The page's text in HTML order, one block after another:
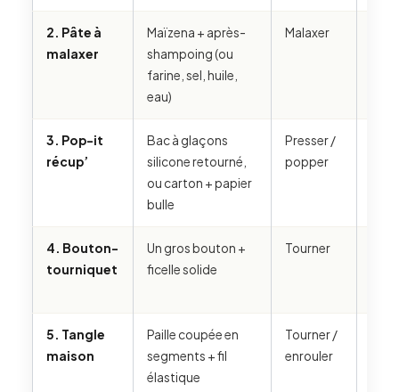
2. Pâte à
malaxer
Maïzena + après-
shampoing (ou
farine, sel, huile,
eau)
Malaxer
3. Pop-it
récup’
Bac à glaçons
silicone retourné,
ou carton + papier
bulle
Presser /
popper
4. Bouton-
tourniquet
Un gros bouton +
ficelle solide
Tourner
5. Tangle
maison
Paille coupée en
segments + fil
élastique
Tourner /
enrouler